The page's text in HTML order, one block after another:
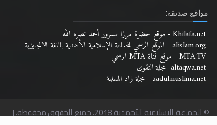
مواقع صديقة:
Khilafa.net - موقع حضرة مرزا مسرور أحمد نصره الله
alislam.org - الموقع الرسمي للجماعة الإسلامية الأحمدية باللغة الانجليزية
MTA.TV - موقع قناة MTA الرسمي
altaqwa.net- مجلة التقوى
zadulmuslima.net - مجلة زاد المسلمة
© الجماعة الإسلامية الأحمدية 2018. جميع الحقوق محفوظة. |